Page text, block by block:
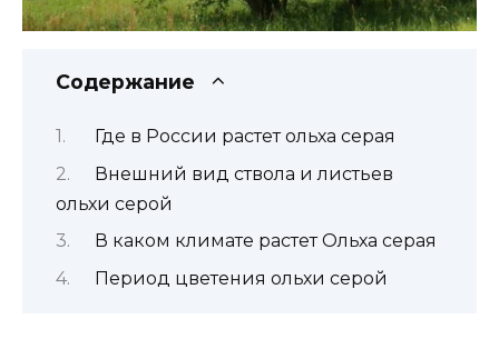
Содержание
Где в России растет ольха серая
Внешний вид ствола и листьев
ольхи серой
В каком климате растет Ольха серая
Период цветения ольхи серой